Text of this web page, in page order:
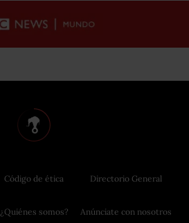
Código de ética
¿Quiénes somos?
Directorio General
Anúnciate con nosotros